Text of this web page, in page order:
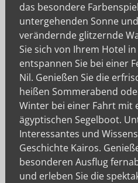
das besondere
untergehenden Sonne
verändernde glitzernde
Sie sich von Ihrem Hotel
entspannen Sie bei einer
Nil. Genießen Sie die
heißen Sommerabend
Winter bei einer Fahrt mit
ägyptischen Segelboot.
Interessantes und
Geschichte Kairos.
besonderen Ausflug
und erleben Sie die